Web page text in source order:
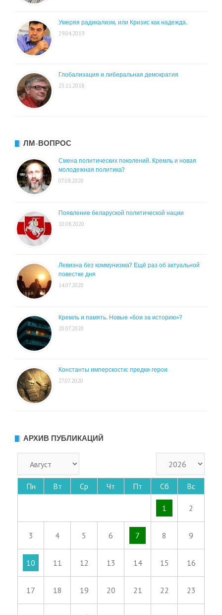
Умеряя радикализм, или Кризис как надежда.
29.04.2019
Глобализация и либеральная демократия
23.11.2018
ЛМ-ВОПРОС
Смена политических поколений. Кремль и новая
молодежная политика?
07.08.2020
Появление беларуской политической нации
10.08.2020
Левизна без коммунизма? Ещё раз об актуальной
повестке дня
14.07.2020
Кремль и память. Новые «бои за историю»?
20.07.2020
Константы имперскости: предки-герои
27.07.2020
АРХИВ ПУБЛИКАЦИЙ
Пн Вт Ср Чт Пт Сб Вс
1 2
3 4 5 6 7 8 9
10 11 12 13 14 15 16
17 18 19 20 21 22 23